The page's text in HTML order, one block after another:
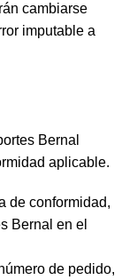
cambiarse
imputable a
Bernal
aplicable.
de conformidad,
Bernal en el
de pedido,